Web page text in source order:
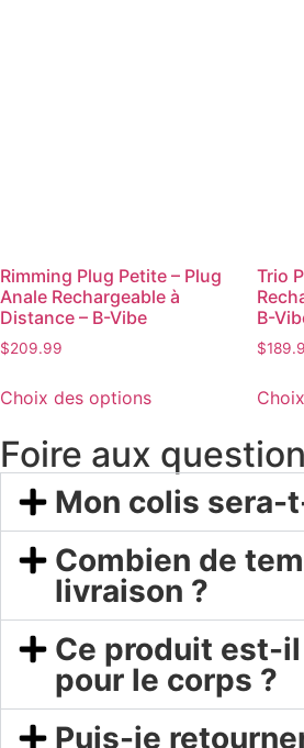
Rimming Plug Petite – Plug
Anale Rechargeable à
Distance – B-Vibe
$209.99
Choix des options
Trio
B-
$
Foire aux
Mon colis sera-
Combien de
livraison ?
Ce produit est-
pour le corps ?
Puis-je